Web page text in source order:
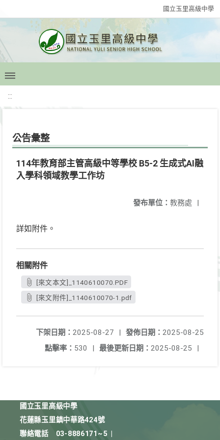
國立玉里高級中學
:::
公告彙整
114年教育部主管高級中等學校 B5-2 生成式AI融
入學科領域教學工作坊
發布單位： 教務處 |
詳如附件。
相關附件
[來文本文]_1140610070.PDF
[來文附件]_1140610070-1.pdf
發佈日期： 2025-08-25
下架日期： 2025-08-27
|
最後更新日期： 2025-08-25 |
點擊率： 530 |
國立玉里高級中學
花蓮縣玉里鎮中華路424號
聯絡電話
03-8886171~5